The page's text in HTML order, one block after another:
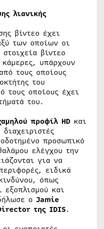
λιανικής
βίντεο έχει
των οποίων οι
βίντεο
υπάρχουν
τους οποίους
του
τους οποίους έχει
του.
προφίλ HD και
προσωπικό
ελέγχου την
για να
ειδικά
όπως
εξοπλισμού και
ο Jamie
της IDIS.